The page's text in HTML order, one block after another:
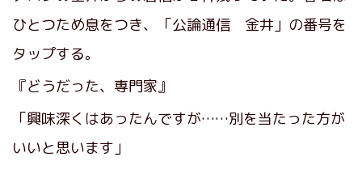
ひとつため息をつき、「公論通信 金井」の番号を
タップする。
『どうだった、専門家』
「興味深くはあったんですが……別を当たった方が
いいと思います」